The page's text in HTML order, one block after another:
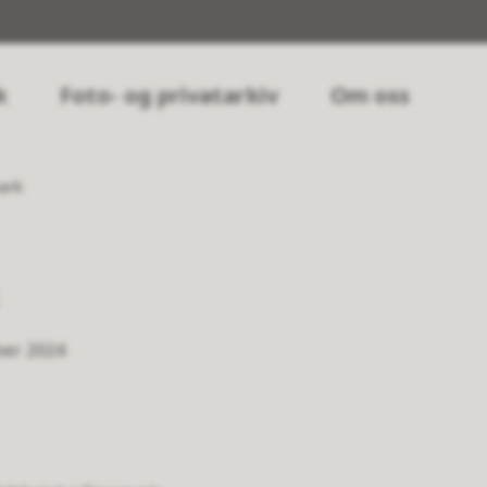
Foto- og privatarkiv Om oss
2024